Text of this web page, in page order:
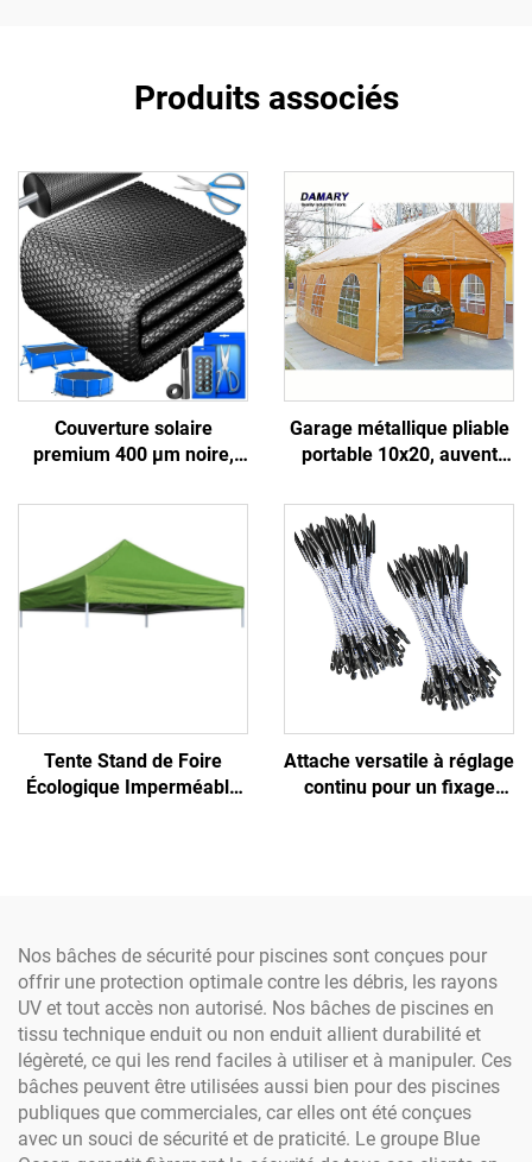
Produits associés
Couverture solaire
premium 400 µm noire,
dissipateur thermique,
prévient la croissance des
algues, compatible avec
différents enrouleurs pour
piscine
Garage métallique pliable
portable 10x20, auvent
pergola pliable pour
stationnement automobile,
portique portable pour abri
de jardin ou usage
automobile
Tente Stand de Foire
Écologique Imperméable
Attache versatile à réglage
continu pour un fixage
Nos bâches de sécurité pour piscines sont conçues pour
offrir une protection optimale contre les débris, les rayons
UV et tout accès non autorisé. Nos bâches de piscines en
tissu technique enduit ou non enduit allient durabilité et
légèreté, ce qui les rend faciles à utiliser et à manipuler. Ces
bâches peuvent être utilisées aussi bien pour des piscines
publiques que commerciales, car elles ont été conçues
avec un souci de sécurité et de praticité. Le groupe Blue